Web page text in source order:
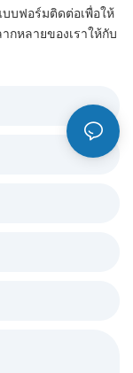
บฟอร์มติดต่อเพื่อให้
กหลายของเราให้กับ